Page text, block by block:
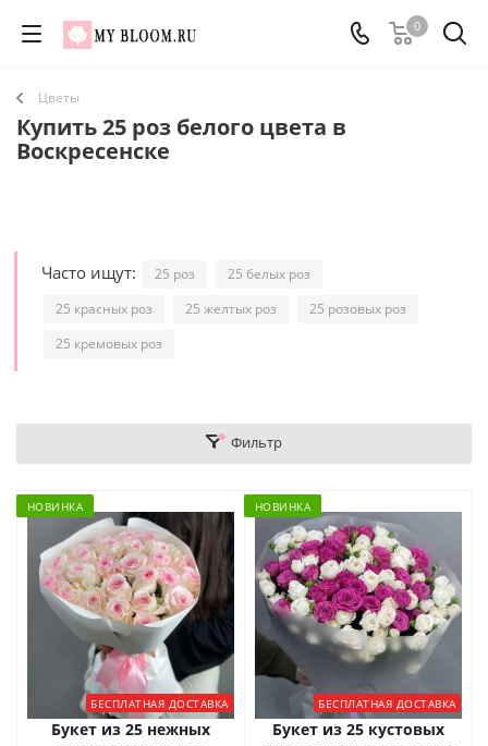
0
Цветы
Купить 25 роз белого цвета в
Воскресенске
Часто ищут: 25 роз
25 белых роз
25 красных роз
25 желтых роз
25 розовых роз
25 кремовых роз
Фильтр
НОВИНКА
БЕСПЛАТНАЯ ДОСТАВКА
Букет из 25 нежных
НОВИНКА
БЕСПЛАТНАЯ ДОСТАВКА
Букет из 25 кустовых